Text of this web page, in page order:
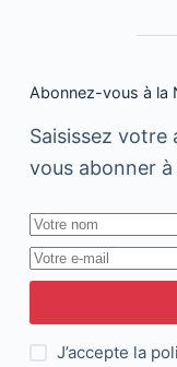
Abonnez-vous à la
Saisissez votre
vous abonner
J’accepte la